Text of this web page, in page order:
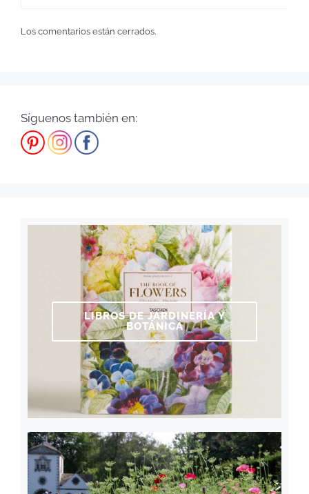
Los comentarios están cerrados.
Síguenos también en:
LIBROS DE JARDINERÍA Y
BOTÁNICA